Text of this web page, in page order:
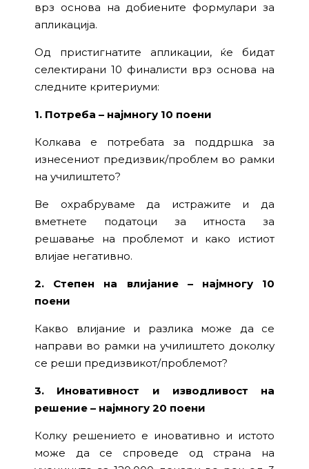
врз основа на добиените формулари за
апликација.
Од пристигнатите апликации, ќе бидат
селектирани 10 финалисти врз основа на
следните критериуми:
1. Потреба – најмногу 10 поени
Колкава е потребата за поддршка за
изнесениот предизвик/проблем во рамки
на училиштето?
Ве охрабруваме да истражите и да
вметнете податоци за итноста за
решавање на проблемот и како истиот
влијае негативно.
2. Степен на влијание – најмногу 10
поени
Какво влијание и разлика може да се
направи во рамки на училиштето доколку
се реши предизвикот/проблемот?
3. Иновативност и изводливост на
решение – најмногу 20 поени
Колку решението е иновативно и истото
може да се спроведе од страна на